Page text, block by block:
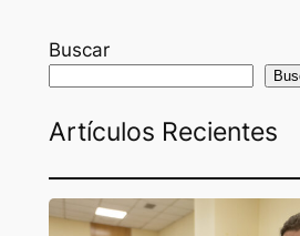
Buscar
Artículos Recientes